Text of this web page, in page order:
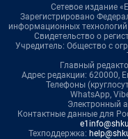
Сетевое издание
Зарегистрировано
информационных
Свидетельство о
Учредитель: Общество с
Главный
Адрес редакции: 620000,
Телефоны
WhatsApp,
Электронный
Контактные данные для
Техподдержка: